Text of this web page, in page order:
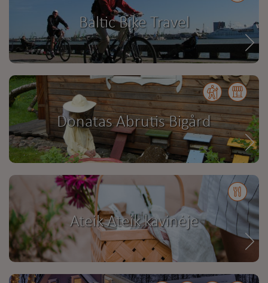
Baltic Bike Travel
Donatas Abrutis Bigård
Ateik Ateik kavinėje